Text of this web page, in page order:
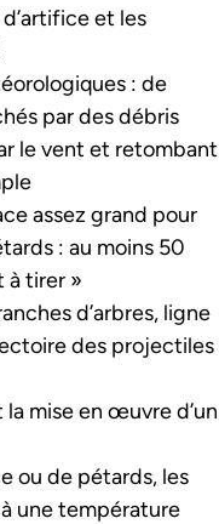
et les
: de
par des débris
le vent et retombant
assez grand pour
: au moins 50
à tirer »
d’arbres, ligne
des projectiles
mise en œuvre d’un
ou de pétards, les
une température